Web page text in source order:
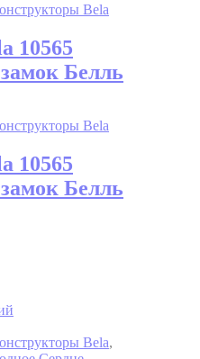
Bela
10565
Белль
Bela
10565
Белль
Bela,